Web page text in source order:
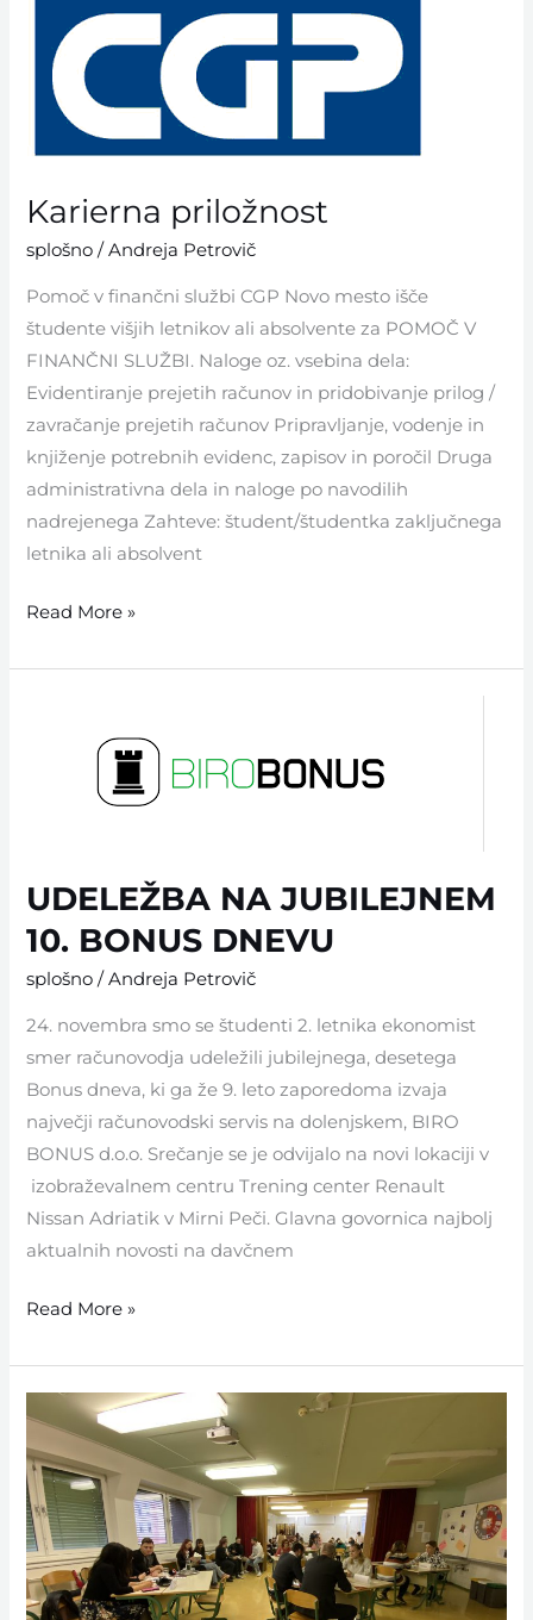
Karierna priložnost
splošno /Andreja Petrovič
Pomoč v finančni službi CGP Novo mesto išče
študente višjih letnikov ali absolvente za POMOČ V
FINANČNI SLUŽBI. Naloge oz. vsebina dela:
Evidentiranje prejetih računov in pridobivanje prilog /
zavračanje prejetih računov Pripravljanje, vodenje in
knjiženje potrebnih evidenc, zapisov in poročil Druga
administrativna dela in naloge po navodilih
nadrejenega Zahteve: študent/študentka zaključnega
letnika ali absolvent
priložnost
Read More »
UDELEŽBA NA JUBILEJNEM
10. BONUS DNEVU
splošno /Andreja Petrovič
24. novembra smo se študenti 2. letnika ekonomist
smer računovodja udeležili jubilejnega, desetega
Bonus dneva, ki ga že 9. leto zaporedoma izvaja
največji računovodski servis na dolenjskem, BIRO
BONUS d.o.o. Srečanje se je odvijalo na novi lokaciji v
izobraževalnem centru Trening center Renault
Nissan Adriatik v Mirni Peči. Glavna govornica najbolj
aktualnih novosti na davčnem
Read More »
Karierni
sejem